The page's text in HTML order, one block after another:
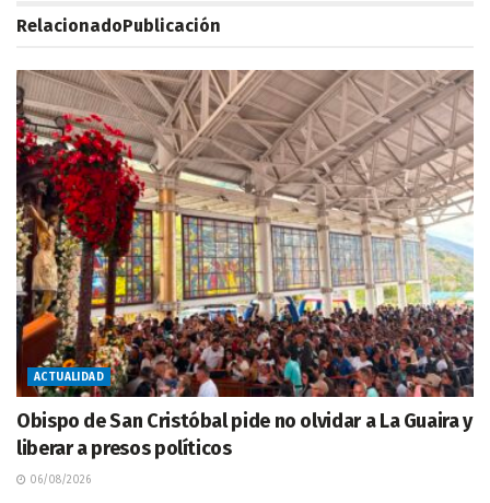
RelacionadoPublicación
ACTUALIDAD
Obispo de San Cristóbal pide no olvidar a La Guaira y
liberar a presos políticos
06/08/2026